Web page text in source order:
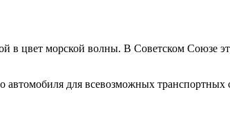
в цвет морской волны. В Советском Союзе
для всевозможных транспортных